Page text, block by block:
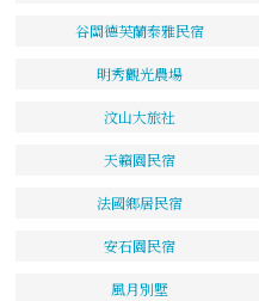
谷關德芙蘭泰雅民宿
明秀觀光農場
汶山大旅社
天籟園民宿
法國鄉居民宿
安石園民宿
風月別墅